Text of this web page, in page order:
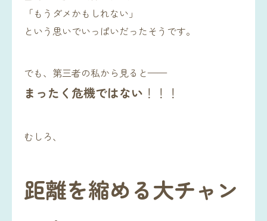
「もうダメかもしれない」
という思いでいっぱいだったそうです。
でも、第三者の私から見ると——
まったく危機ではない ！！！
むしろ、
距離を縮める大チャン